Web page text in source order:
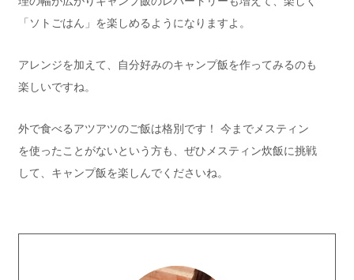
「ソトごはん」を楽しめるようになりますよ。
アレンジを加えて、自分好みのキャンプ飯を作ってみるのも
楽しいですね。
外で食べるアツアツのご飯は格別です！ 今までメスティン
を使ったことがないという方も、ぜひメスティン炊飯に挑戦
して、キャンプ飯を楽しんでくださいね。